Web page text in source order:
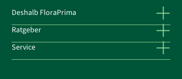
Deshalb FloraPrima
Ratgeber
Service